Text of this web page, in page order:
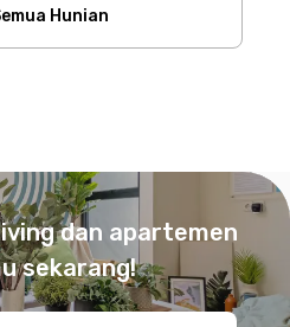
Hunian
dan apartemen
sekarang!